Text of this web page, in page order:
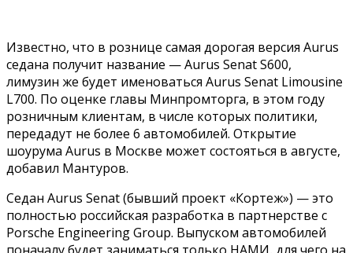
Известно, что в рознице самая дорогая версия Aurus
седана получит название — Aurus Senat S600,
лимузин же будет именоваться Aurus Senat Limousine
L700. По оценке главы Минпромторга, в этом году
розничным клиентам, в числе которых политики,
передадут не более 6 автомобилей. Открытие
шоурума Aurus в Москве может состояться в августе,
добавил Мантуров.
Седан Aurus Senat (бывший проект «Кортеж») — это
полностью российская разработка в партнерстве с
Porsche Engineering Group. Выпуском автомобилей
поначалу будет заниматься только НАМИ, для чего на